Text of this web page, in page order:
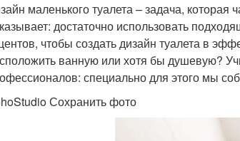
маленького туалета – задача,
достаточно использовать
чтобы создать дизайн туалета в
ванную или хотя бы душевую?
специально для этого мы
Сохранить фото